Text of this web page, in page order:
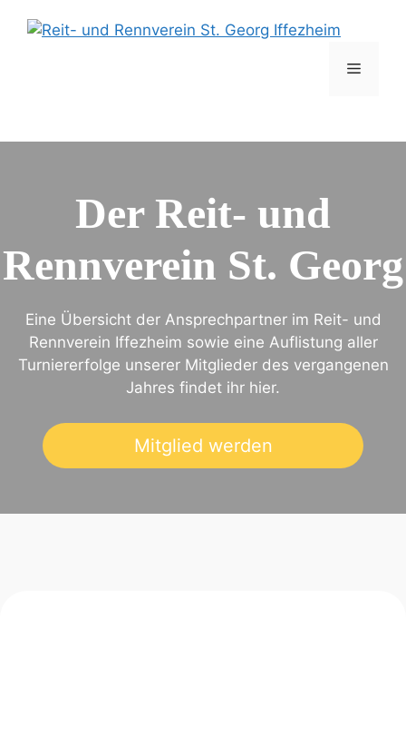
Inhalt
Menü
Der Reit- und
Rennverein St. Georg
Eine Übersicht der Ansprechpartner im Reit- und
Rennverein Iffezheim sowie eine Auflistung aller
Turniererfolge unserer Mitglieder des vergangenen
Jahres findet ihr hier.
Mitglied werden